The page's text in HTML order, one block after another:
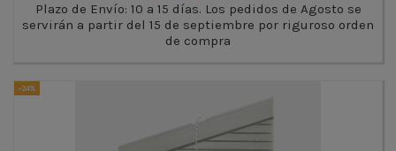
Plazo de Envío: 10 a 15 días. Los pedidos de Agosto se
servirán a partir del 15 de septiembre por riguroso orden
de compra
-34%